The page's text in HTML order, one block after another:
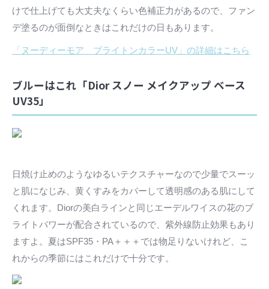
けで仕上げても大丈夫なくらい色補正力があるので、ファン
デ塗るのが面倒なときはこれだけの日もあります。
「ヌーディーモア ブライトンカラーUV」の詳細はこちら
ブルーはこれ「Dior スノー メイクアップ ベース
UV35」
日焼け止めのようなゆるいテクスチャーなので少量でスーッ
と肌になじみ、黄くすみをカバーして透明感のある肌にして
くれます。Diorの美白ラインと同じエーデルワイスの花のブ
ライトパワーが配合されているので、紫外線防止効果もあり
ますよ。夏はSPF35・PA＋＋＋では物足りないけれど、こ
れからの季節にはこれだけで十分です。